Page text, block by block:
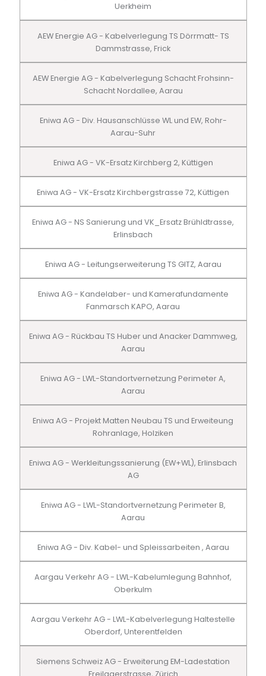
Uerkheim
AEW Energie AG - Kabelverlegung TS Dörrmatt- TS
Dammstrasse, Frick
AEW Energie AG - Kabelverlegung Schacht Frohsinn-
Schacht Nordallee, Aarau
Eniwa AG - Div. Hausanschlüsse WL und EW, Rohr-
Aarau-Suhr
Eniwa AG - VK-Ersatz Kirchberg 2, Küttigen
Eniwa AG - VK-Ersatz Kirchbergstrasse 72, Küttigen
Eniwa AG - NS Sanierung und VK_Ersatz Brühldtrasse,
Erlinsbach
Eniwa AG - Leitungserweiterung TS GITZ, Aarau
Eniwa AG - Kandelaber- und Kamerafundamente
Fanmarsch KAPO, Aarau
Eniwa AG - Rückbau TS Huber und Anacker Dammweg,
Aarau
Eniwa AG - LWL-Standortvernetzung Perimeter A,
Aarau
Eniwa AG - Projekt Matten Neubau TS und Erweiteung
Rohranlage, Holziken
Eniwa AG - Werkleitungssanierung (EW+WL), Erlinsbach
AG
Eniwa AG - LWL-Standortvernetzung Perimeter B,
Aarau
Eniwa AG - Div. Kabel- und Spleissarbeiten , Aarau
Aargau Verkehr AG - LWL-Kabelumlegung Bahnhof,
Oberkulm
Aargau Verkehr AG - LWL-Kabelverlegung Haltestelle
Oberdorf, Unterentfelden
Siemens Schweiz AG - Erweiterung EM-Ladestation
Freilagerstrasse, Zürich